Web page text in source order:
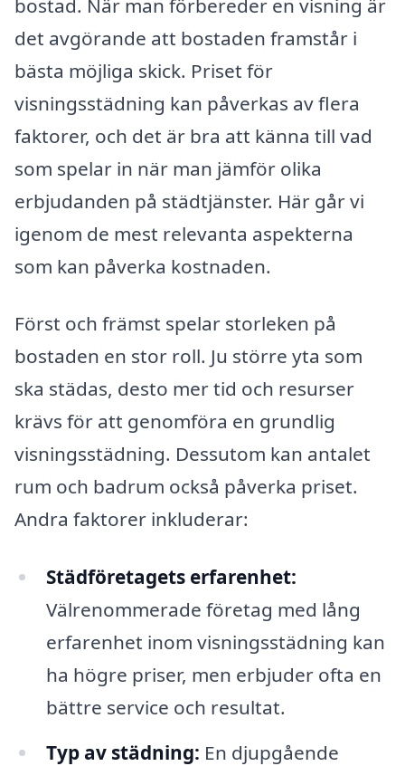
det avgörande att bostaden framstår i
bästa möjliga skick. Priset för
visningsstädning kan påverkas av flera
faktorer, och det är bra att känna till vad
som spelar in när man jämför olika
erbjudanden på städtjänster. Här går vi
igenom de mest relevanta aspekterna
som kan påverka kostnaden.
Först och främst spelar storleken på
bostaden en stor roll. Ju större yta som
ska städas, desto mer tid och resurser
krävs för att genomföra en grundlig
visningsstädning. Dessutom kan antalet
rum och badrum också påverka priset.
Andra faktorer inkluderar:
Städföretagets erfarenhet:
Välrenommerade företag med lång
erfarenhet inom visningsstädning kan
ha högre priser, men erbjuder ofta en
bättre service och resultat.
Typ av städning: En djupgående